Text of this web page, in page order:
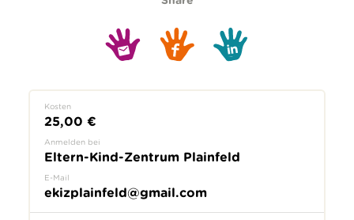
Kosten
25,00 €
Anmelden bei
Eltern-Kind-Zentrum Plainfeld
E-Mail
ekizplainfeld@gmail.com